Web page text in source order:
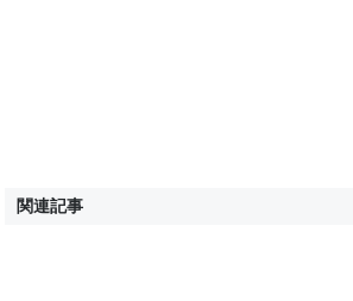
関連記事